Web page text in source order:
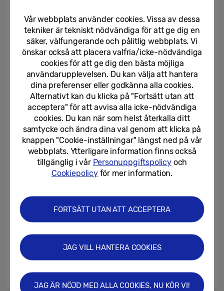
03/02/2026
Samsungs kampanj “Open
Always Wins” tar plats i Milano
02/02/2026
Samsung presenterar förbättrat
skydd för Samsung Care+-
enheter i hela Europa
29/01/2026
Snart lanseras Samsungs nya
28/01/2026
Color E-Paper – världens första
skärm tillverkad med bioresin...
Vår webbplats använder cookies. Vissa av dessa
tekniker är tekniskt nödvändiga för att ge dig en
säker, välfungerande och pålitlig webbplats. Vi
önskar också att placera valfria/icke-nödvändiga
cookies för att ge dig den bästa möjliga
användarupplevelsen. Du kan välja att hantera
dina preferenser eller godkänna alla cookies.
Alternativt kan du klicka på "Fortsätt utan att
acceptera" för att avvisa alla icke-nödvändiga
cookies. Du kan när som helst återkalla ditt
samtycke och ändra dina val genom att klicka på
knappen "Cookie-inställningar" längst ned på vår
webbplats. Ytterligare information finns också
tillgänglig i vår Personuppgiftspolicyoch
Cookiepolicyför mer information.
FORTSÄTT UTAN ATT ACCEPTERA
JAG VILL HANTERA COOKIES
JAG ÄR NÖJD MED ALLA COOKIES, NU KÖR VI!